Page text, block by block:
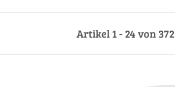
Artikel 1 - 24 von 372